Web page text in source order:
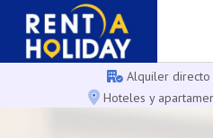
Alquiler
Hoteles y